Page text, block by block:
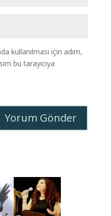
kullanılması için adım,
bu tarayıcıya